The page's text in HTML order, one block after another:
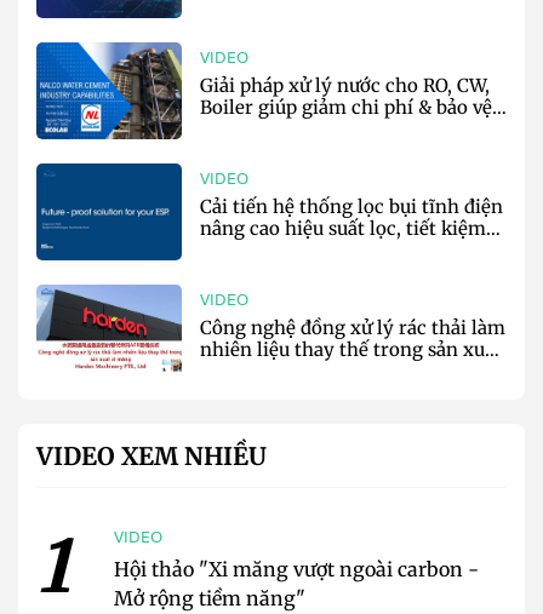
VIDEO
Giải pháp xử lý nước cho RO, CW,
Boiler giúp giảm chi phí & bảo vệ
VIDEO
Cải tiến hệ thống lọc bụi tĩnh điện
nâng cao hiệu suất lọc, tiết kiệm
VIDEO
Công nghệ đồng xử lý rác thải làm
nhiên liệu thay thế trong sản xuất
VIDEO XEM NHIỀU
1 VIDEO
Hội thảo "Xi măng vượt ngoài carbon -
Mở rộng tiềm năng"